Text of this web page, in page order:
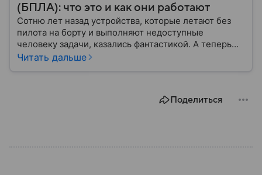
(БПЛА): что это и как они работают
Сотню лет назад устройства, которые летают без
пилота на борту и выполняют недоступные
человеку задачи, казались фантастикой. А теперь
они стали реальностью: собрали главное о
Читать дальше
Поделиться